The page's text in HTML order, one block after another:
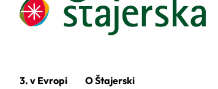
3. v Evropi O Štajerski